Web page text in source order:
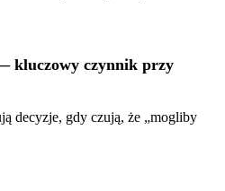
kluczowy czynnik przy
decyzje, gdy czują, że „mogliby